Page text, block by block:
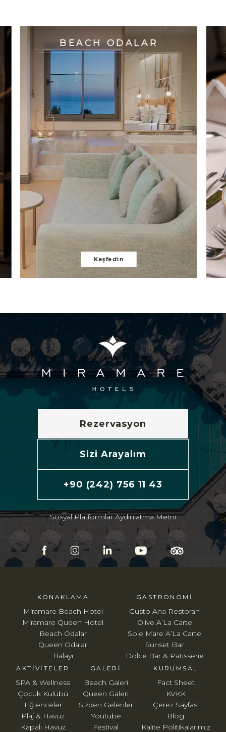
Keşfedin
BEACH ODALAR
Rezervasyon
Sizi Arayalım
+90 (242) 756 11 43
KONAKLAMA
Miramare Beach Hotel
Miramare Queen Hotel
Beach Odalar
Queen Odalar
Balayı
GASTRONOMI
Gusto Ana Restoran
Olive A’La Carte
Sole Mare A’La Carte
Sunset Bar
Dolce Bar & Patisserie
AKTIVITELER
SPA & Wellness
Çocuk Kulübü
Eğlenceler
Plaj & Havuz
Kapalı Havuz
KURUMSAL
Fact Sheet
KVKK
Çerez Sayfası
Blog
Kalite Politikalarımız
GALERI
Beach Galeri
Queen Galeri
Sizden Gelenler
Youtube
Festival
Sosyal Platformlar Aydınlatma Metni